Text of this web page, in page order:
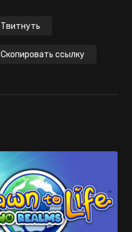
Твитнуть
Скопировать ссылку